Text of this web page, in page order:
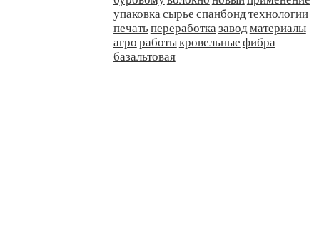
упаковкасырье спанбондтехнологии
печатьпереработказаводматериалы
агро работыкровельные фибра
базальтовая